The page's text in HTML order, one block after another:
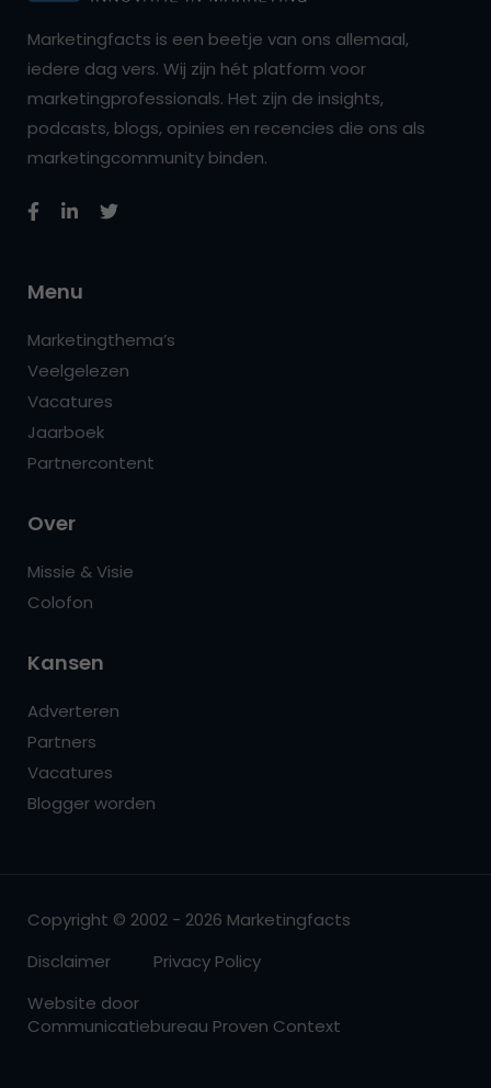
Marketingfacts is een beetje van ons allemaal,
iedere dag vers. Wij zijn hét platform voor
marketingprofessionals. Het zijn de insights,
podcasts, blogs, opinies en recencies die ons als
marketingcommunity binden.
Menu
Marketingthema’s
Veelgelezen
Vacatures
Jaarboek
Partnercontent
Over
Missie & Visie
Colofon
Kansen
Adverteren
Partners
Vacatures
Blogger worden
Copyright © 2002 - 2026 Marketingfacts
Disclaimer
Privacy Policy
Website door
Communicatiebureau Proven Context